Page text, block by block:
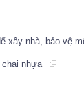
xây nhà, bảo vệ
chai nhựa